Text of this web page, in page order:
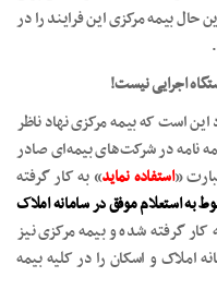
حال بیمه مرکزی این فرایند را در
اجرایی نیست!
است که بیمه مرکزی نهاد ناظر
نامه در شرکت‌های بیمه‌ای صادر
«استفاده نماید» به کار گرفته
به استعلام موفق در سامانه املاک
کار گرفته شده و بیمه مرکزی نیز
املاک و اسکان را در کلیه بیمه